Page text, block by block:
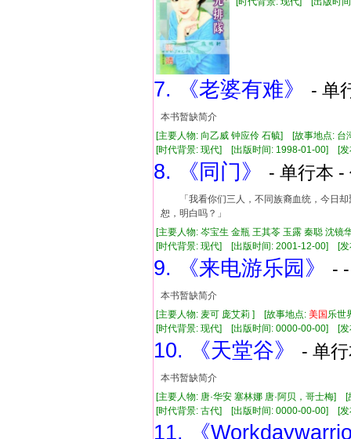
7. 《老婆有难》 - 单
本书暂缺简介
[主要人物: 向乙威 钟应伶 石毓] [故事地点: 台
[时代背景: 现代] [出版时间: 1998-01-00] [
8. 《同门》 - 单行本
「我看你们三人，不同族裔血统，今日
恕，明白吗？」
[主要人物: 岑宝生 金瓶 王其苓 玉露 秦聪 沈
[时代背景: 现代] [出版时间: 2001-12-00] [
9. 《来电游乐园》 -
本书暂缺简介
[主要人物: 麦可 庞艾莉 ] [故事地点: 美国乐世
[时代背景: 现代] [出版时间: 0000-00-00] [
10. 《天堂谷》 - 单
本书暂缺简介
[主要人物: 唐·华安 塞林娜 唐·阿贝，哥士梅]
[时代背景: 古代] [出版时间: 0000-00-00] [
11. 《